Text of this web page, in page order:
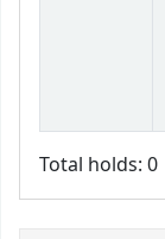
Total holds: 0